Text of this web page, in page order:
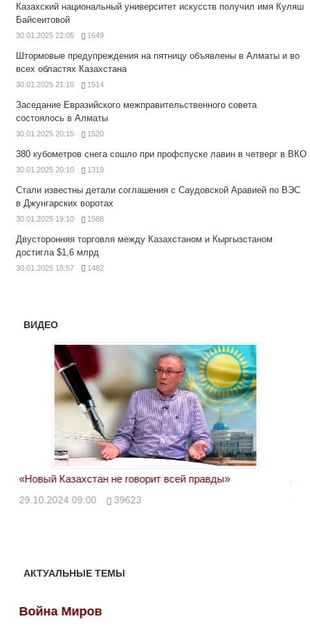
Казахский национальный университет искусств получил имя Куляш
Байсеитовой
30.01.2025 22:05 1649
Штормовые предупреждения на пятницу объявлены в Алматы и во
всех областях Казахстана
30.01.2025 21:10 1514
Заседание Евразийского межправительственного совета
состоялось в Алматы
30.01.2025 20:15 1520
380 кубометров снега сошло при профспуске лавин в четверг в ВКО
30.01.2025 20:10 1319
Стали известны детали соглашения с Саудовской Аравией по ВЭС
в Джунгарских воротах
30.01.2025 19:10 1588
Двусторонняя торговля между Казахстаном и Кыргызстаном
достигла $1,6 млрд
30.01.2025 18:57 1482
ВИДЕО
«Новый Казахстан не говорит всей правды»
29.10.2024 09:00 39623
АКТУАЛЬНЫЕ ТЕМЫ
Война Миров